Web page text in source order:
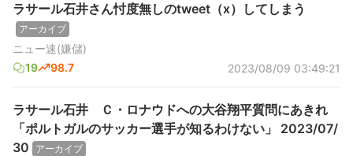
ラサール石井さん忖度無しのtweet（x）してしまう
アーカイブ
ニュー速(嫌儲)
19
98.7 2023/08/09 03:49:21
ラサール石井 Ｃ・ロナウドへの大谷翔平質問にあきれ
「ポルトガルのサッカー選手が知るわけない」 2023/07/
30
アーカイブ